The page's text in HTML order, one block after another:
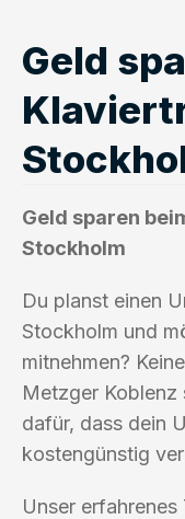
Geld
Geld sparen
Stockholm
Du planst einen
Stockholm und
mitnehmen?
Metzger Koblenz
dafür, dass dein
kostengünstig
Unser